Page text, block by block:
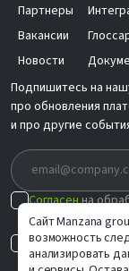
Сайт Manzana
возможность
анализировать
Партнеры
Вакансии
Новости
Подпишитесь на
про обновления
и про другие
Согласенна
в соответствии с
Согласен на